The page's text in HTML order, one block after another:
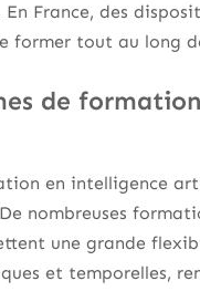
France, des
former tout au long
de
en intelligence
nombreuses
une grande
et temporelles,